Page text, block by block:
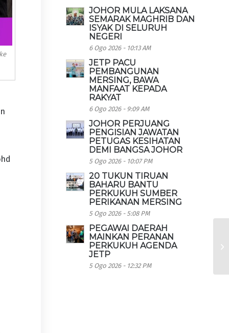
JOHOR MULA LAKSANA
SEMARAK MAGHRIB DAN
ISYAK DI SELURUH
NEGERI
6 Ogo 2026 - 10:13 AM
JETP PACU
PEMBANGUNAN
MERSING, BAWA
MANFAAT KEPADA
RAKYAT
6 Ogo 2026 - 9:09 AM
JOHOR PERJUANG
PENGISIAN JAWATAN
PETUGAS KESIHATAN
DEMI BANGSA JOHOR
5 Ogo 2026 - 10:07 PM
20 TUKUN TIRUAN
BAHARU BANTU
PERKUKUH SUMBER
PERIKANAN MERSING
5 Ogo 2026 - 5:08 PM
PEGAWAI DAERAH
MAINKAN PERANAN
PERKUKUH AGENDA
JETP
5 Ogo 2026 - 12:32 PM